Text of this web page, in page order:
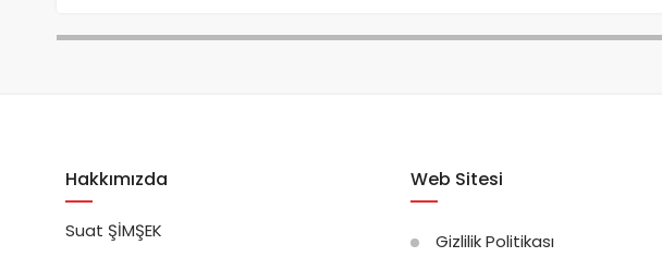
Hakkımızda
Suat ŞİMŞEK
Web Sitesi
Gizlilik Politikası